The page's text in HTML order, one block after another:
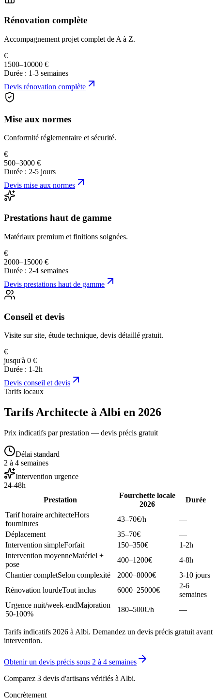
Rénovation complète
Accompagnement projet complet de A à Z.
€
1500–10000 €
Durée : 1-3 semaines
Devis rénovation complète
Mise aux normes
Conformité réglementaire et sécurité.
€
500–3000 €
Durée : 2-5 jours
Devis mise aux normes
Prestations haut de gamme
Matériaux premium et finitions soignées.
€
2000–15000 €
Durée : 2-4 semaines
Devis prestations haut de gamme
Conseil et devis
Visite sur site, étude technique, devis détaillé gratuit.
€
jusqu'à 0 €
Durée : 1-2h
Devis conseil et devis
Tarifs locaux
Tarifs Architecte à Albi en 2026
Prix indicatifs par prestation — devis précis gratuit
Délai standard
2 à 4 semaines
Intervention urgence
24-48h
Prestation
Fourchette locale
2026
Durée
Tarif horaire architecteHors
fournitures
43–70€/h
—
Déplacement
35–70€
—
Intervention simpleForfait 150–350€
1-2h
Intervention moyenneMatériel +
pose
400–1200€
4-8h
Chantier completSelon complexité 2000–8000€
3-10 jours
Rénovation lourdeTout inclus 6000–25000€
2-6
semaines
Urgence nuit/week-endMajoration
50-100%
180–500€/h —
Tarifs indicatifs 2026 à Albi. Demandez un devis précis gratuit avant
intervention.
Obtenir un devis précis sous 2 à 4 semaines
Comparez 3 devis d'artisans vérifiés à Albi.
Concrètement